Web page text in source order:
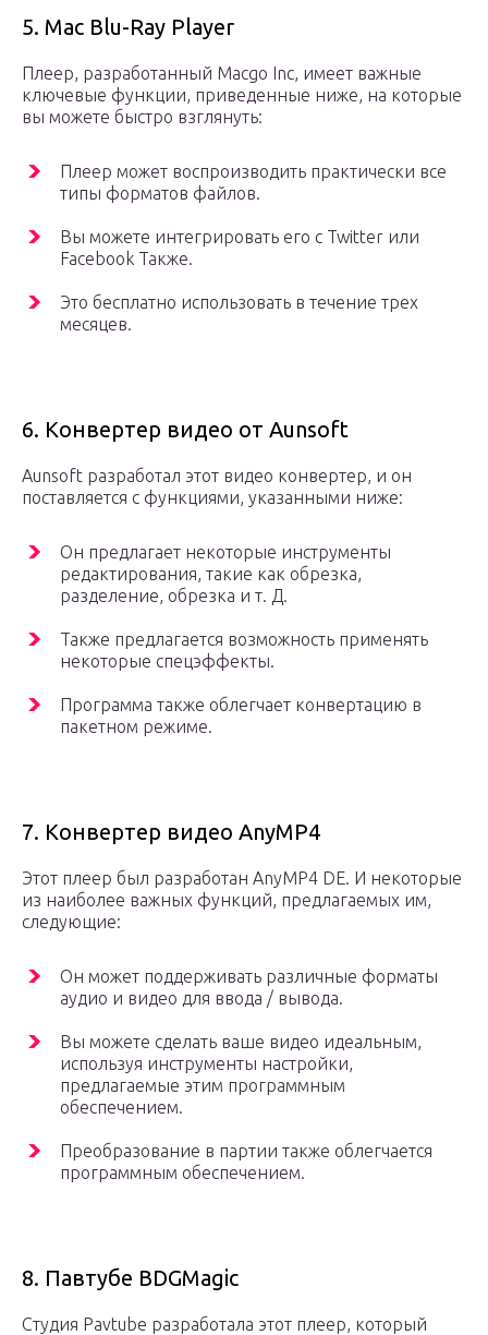
5. Mac Blu-Ray Player
Плеер, разработанный Macgo Inc, имеет важные
ключевые функции, приведенные ниже, на которые
вы можете быстро взглянуть:
Плеер может воспроизводить практически все
типы форматов файлов.
Вы можете интегрировать его с Twitter или
Facebook Также.
Это бесплатно использовать в течение трех
месяцев.
6. Конвертер видео от Aunsoft
Aunsoft разработал этот видео конвертер, и он
поставляется с функциями, указанными ниже:
Он предлагает некоторые инструменты
редактирования, такие как обрезка,
разделение, обрезка и т. Д.
Также предлагается возможность применять
некоторые спецэффекты.
Программа также облегчает конвертацию в
пакетном режиме.
7. Конвертер видео AnyMP4
Этот плеер был разработан AnyMP4 DE. И некоторые
из наиболее важных функций, предлагаемых им,
следующие:
Он может поддерживать различные форматы
аудио и видео для ввода / вывода.
Вы можете сделать ваше видео идеальным,
используя инструменты настройки,
предлагаемые этим программным
обеспечением.
Преобразование в партии также облегчается
программным обеспечением.
8. Павтубе BDGMagic
Студия Pavtube разработала этот плеер, который